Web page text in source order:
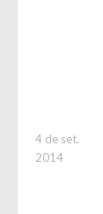
4 de set.
2014